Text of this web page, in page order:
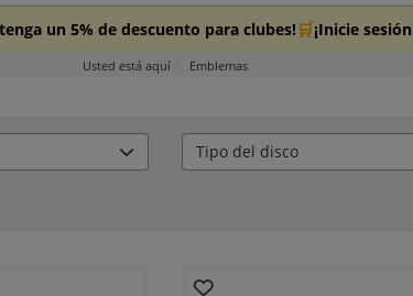
un 5% de descuento para clubes! 🛒¡Inicie
Usted está aquí Emblemas
Tipo del disco